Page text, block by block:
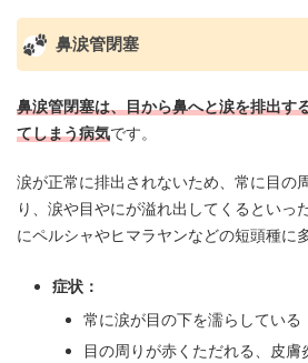
鼻涙管閉塞
鼻涙管閉塞は、目から鼻へと涙を排出す
てしまう病気です。
涙が正常に排出されないため、常に目の
り、涙や目やにが溢れ出してくるといっ
にペルシャやヒマラヤンなどの短頭種に
症状：
常に涙が目の下を濡らしている
目の周りが赤くただれる、皮膚